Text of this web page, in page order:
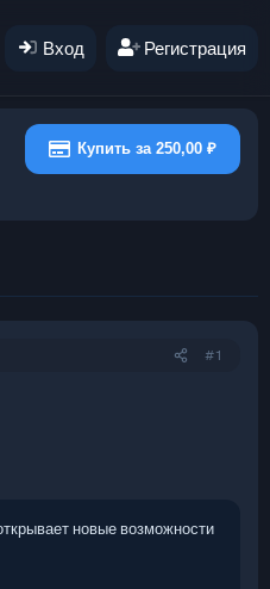
Вход Регистрация
Купить за 250,00 ₽
#1
новые возможности